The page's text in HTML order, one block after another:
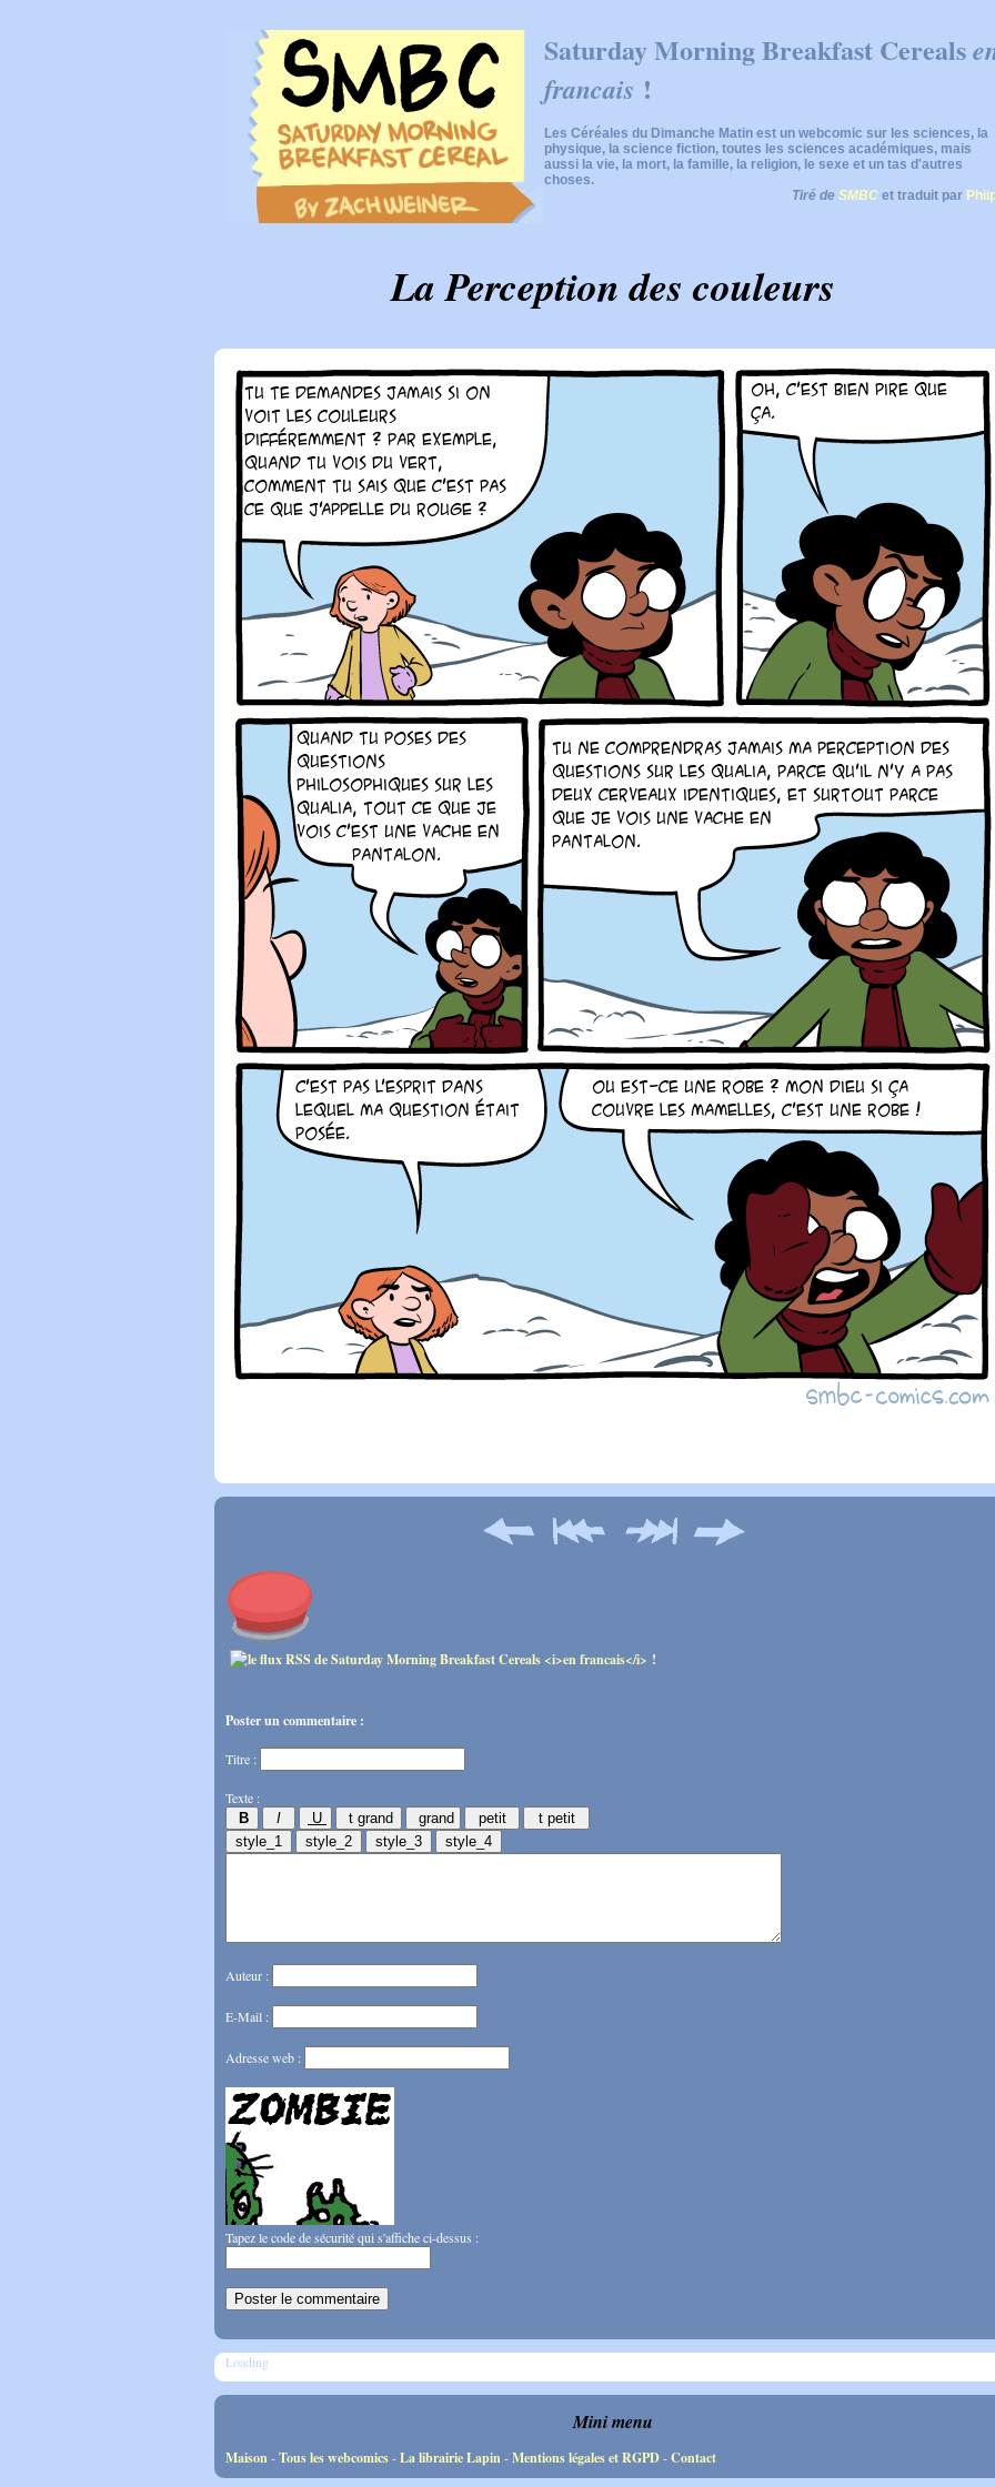
Saturday Morning Breakfast Cereals
francais !
Les Céréales du Dimanche Matin est un webcomic sur les sciences, la
physique, la science fiction, toutes les sciences académiques, mais
aussi la vie, la mort, la famille, la religion, le sexe et un tas d'autres
choses.
Tiré de SMBC et traduit par
La Perception des couleurs
Poster un commentaire :
Titre :
Texte :
Auteur :
E-Mail :
Adresse web :
Tapez le code de sécurité qui s'affiche ci-dessus :
Loading
Mini menu
Maison-Tous les webcomics-La librairie Lapin-Mentions légales et RGPD-Contact